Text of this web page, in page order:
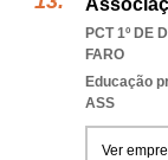
PCT 1º DE
FARO
Educação
ASS
Ver